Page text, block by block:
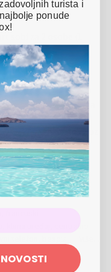
u hotelu Ilirja)
sa slatkom
Hotela Ilirija
u Hotelu Ilirija
zone (saune,
od 90 minuta (uz
do 23. 7. 2026.
klima uređaj, centralno
turista i
ponude